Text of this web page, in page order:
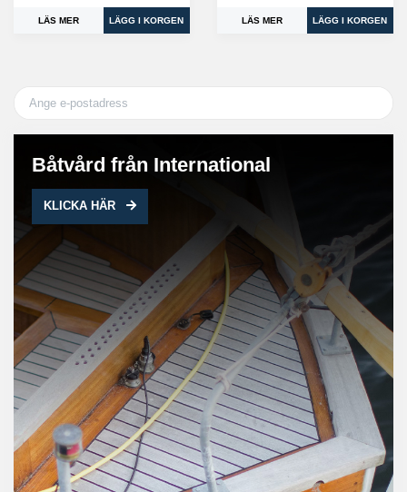
Båtvård från International
KLICKA HÄR
LÄS MER LÄS MER